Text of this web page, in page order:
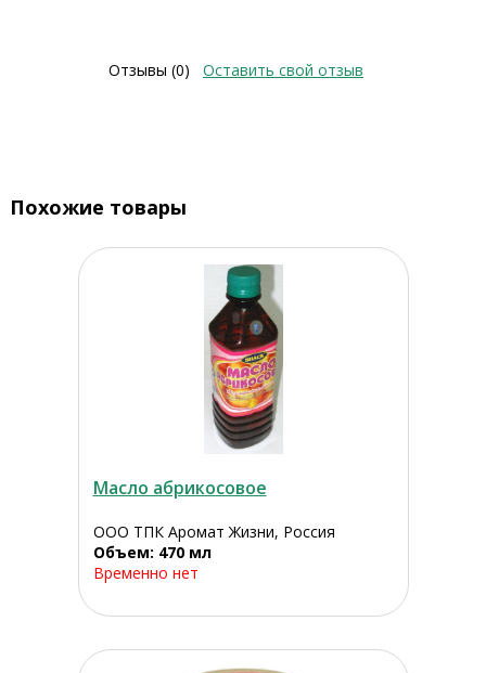
Отзывы (0) Оставить свой отзыв
Похожие товары
Масло абрикосовое
ООО ТПК Аромат Жизни, Россия
Объем: 470 мл
Временно нет